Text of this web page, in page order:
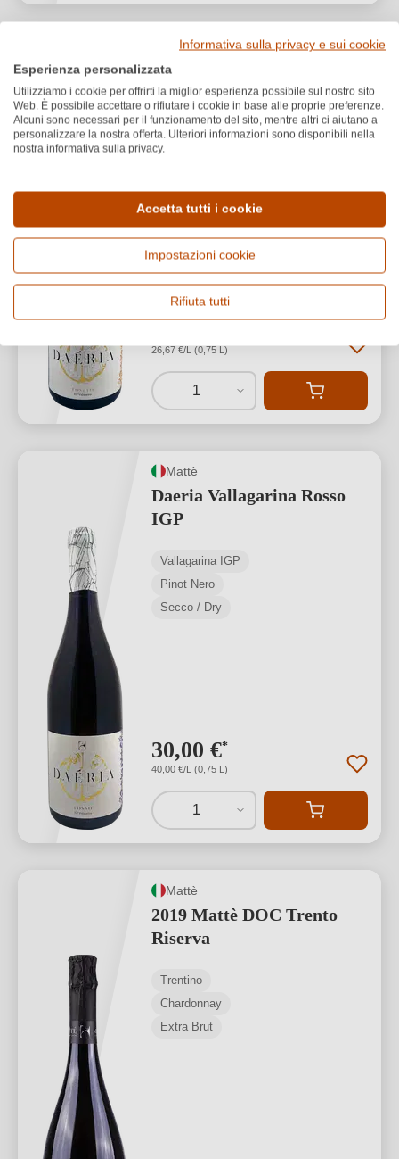
Mattè
2021 Daeria Vallagarina
Rosato IGP
Vallagarina IGP
Secco / Dry
26,67 €/L (0,75 L)
1
Mattè
Daeria Vallagarina Rosso
IGP
Vallagarina IGP
Pinot Nero
Secco / Dry
30,00 €*
40,00 €/L (0,75 L)
1
Mattè
2019 Mattè DOC Trento
Riserva
Trentino
Chardonnay
Extra Brut
Informativa sulla privacy e sui cookie
Esperienza personalizzata
Utilizziamo i cookie per offrirti la miglior esperienza possibile sul nostro sito
Web. È possibile accettare o rifiutare i cookie in base alle proprie preferenze.
Alcuni sono necessari per il funzionamento del sito, mentre altri ci aiutano a
personalizzare la nostra offerta. Ulteriori informazioni sono disponibili nella
nostra informativa sulla privacy.
Accetta tutti i cookie
Impostazioni cookie
Rifiuta tutti